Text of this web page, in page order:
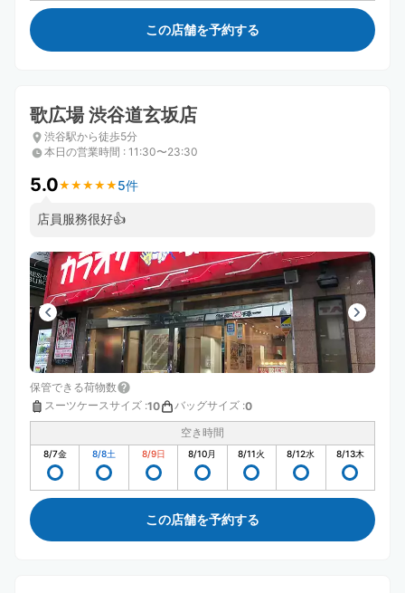
この店舗を予約する
歌広場 渋谷道玄坂店
渋谷駅から徒歩5分
本日の営業時間 : 11:30〜23:30
5.0★ ★ ★ ★ ★
★ ★ ★ ★ ★ 5件
店員服務很好👍
保管できる荷物数
スーツケースサイズ :10 バッグサイズ :0
空き時間
8/7金 8/8土 8/9日 8/10月 8/11火 8/12水 8/13木
この店舗を予約する